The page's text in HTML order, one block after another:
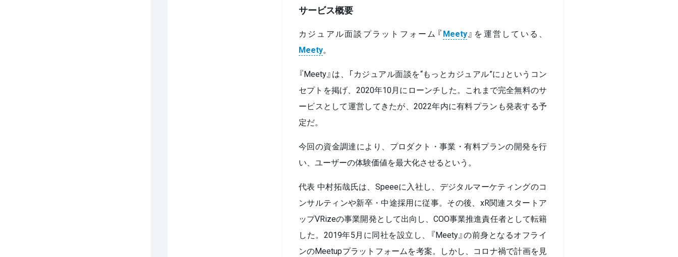
サービス概要
カジュアル面談プラットフォーム『Meety』を運営している、
Meety。
『Meety』は、「カジュアル面談を“もっとカジュアル”に」というコン
セプトを掲げ、2020年10月にローンチした。これまで完全無料のサ
ービスとして運営してきたが、2022年内に有料プランも発表する予
定だ。
今回の資金調達により、プロダクト・事業・有料プランの開発を行
い、ユーザーの体験価値を最大化させるという。
代表 中村拓哉氏は、Speeeに入社し、デジタルマーケティングのコ
ンサルティンや新卒・中途採用に従事。その後、xR関連スタートア
ップVRizeの事業開発として出向し、COO事業推進責任者として転籍
した。2019年5月に同社を設立し、『Meety』の前身となるオフライ
ンのMeetupプラットフォームを考案。しかし、コロナ禍で計画を見